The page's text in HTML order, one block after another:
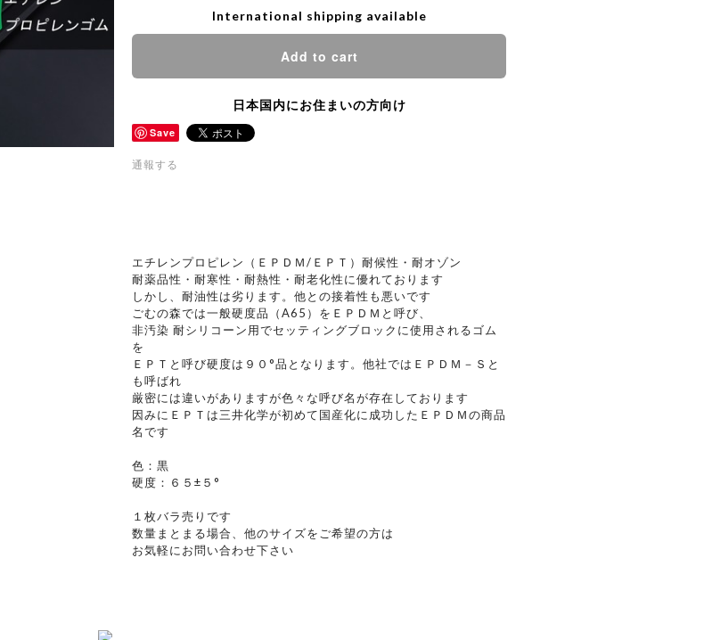
International shipping available
Add to cart
日本国内にお住まいの方向け
Save
通報する
エチレンプロピレン（ＥＰＤＭ/ＥＰＴ）耐候性・耐オゾン
耐薬品性・耐寒性・耐熱性・耐老化性に優れております
しかし、耐油性は劣ります。他との接着性も悪いです
ごむの森では一般硬度品（A65）をＥＰＤＭと呼び、
非汚染 耐シリコーン用でセッティングブロックに使用されるゴム
を
ＥＰＴと呼び硬度は９０°品となります。他社ではＥＰＤＭ－Ｓと
も呼ばれ
厳密には違いがありますが色々な呼び名が存在しております
因みにＥＰＴは三井化学が初めて国産化に成功したＥＰＤＭの商品
名です
色：黒
硬度：６５±５°
１枚バラ売りです
数量まとまる場合、他のサイズをご希望の方は
お気軽にお問い合わせ下さい